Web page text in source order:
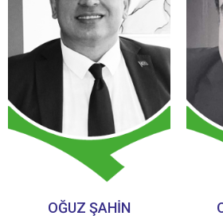
OĞUZ ŞAHİN